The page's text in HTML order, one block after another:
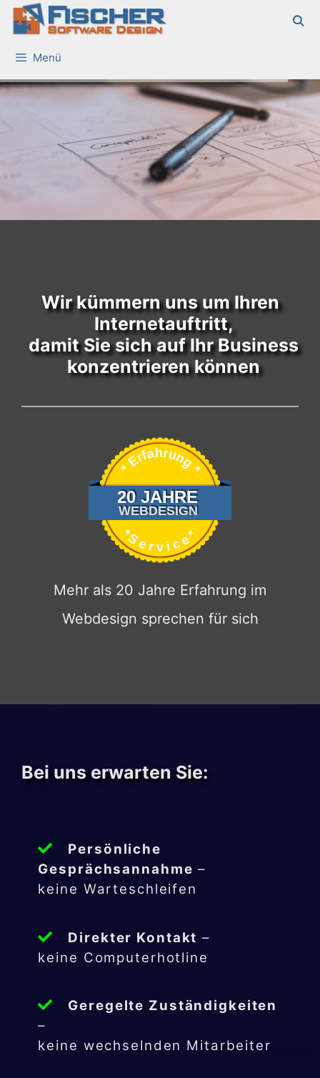
Zum
Inhalt
springen
Fischer
Software Design
Menü
Wir kümmern uns um Ihren
Internetauftritt,
damit Sie sich auf Ihr Business
konzentrieren können
Mehr als 20 Jahre Erfahrung im
Webdesign sprechen für sich
Bei uns erwarten Sie:
Persönliche
Gesprächsannahme –
keine Warteschleifen
Direkter Kontakt –
keine Computerhotline
Geregelte Zuständigkeiten
–
keine wechselnden Mitarbeiter